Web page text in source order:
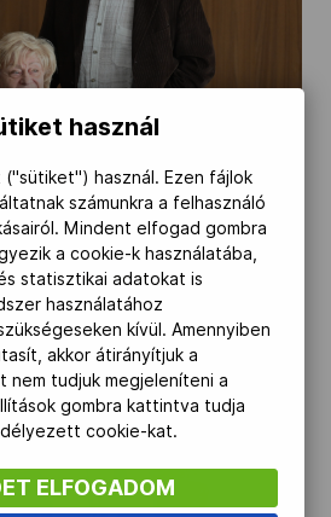
használ
használ. Ezen fájlok
számunkra a felhasználó
Mindent elfogad gombra
a cookie-k használatába,
statisztikai adatokat is
használatához
kívül. Amennyiben
akkor átirányítjuk a
nem tudjuk megjeleníteni a
gombra kattintva tudja
cookie-kat.
ELFOGADOM